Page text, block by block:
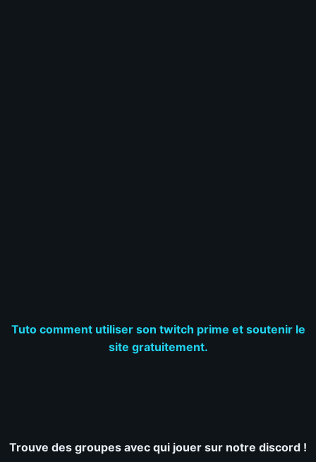
Tuto comment utiliser son twitch prime et soutenir le
site gratuitement.
Trouve des groupes avec qui jouer sur notre discord !